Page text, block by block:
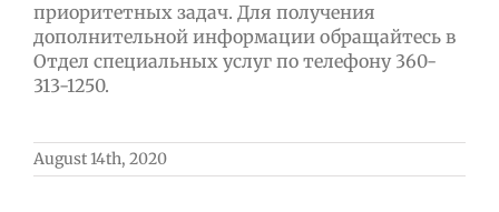
приоритетных задач. Для получения
дополнительной информации обращайтесь в
Отдел специальных услуг по телефону 360-
313-1250.
August 14th, 2020